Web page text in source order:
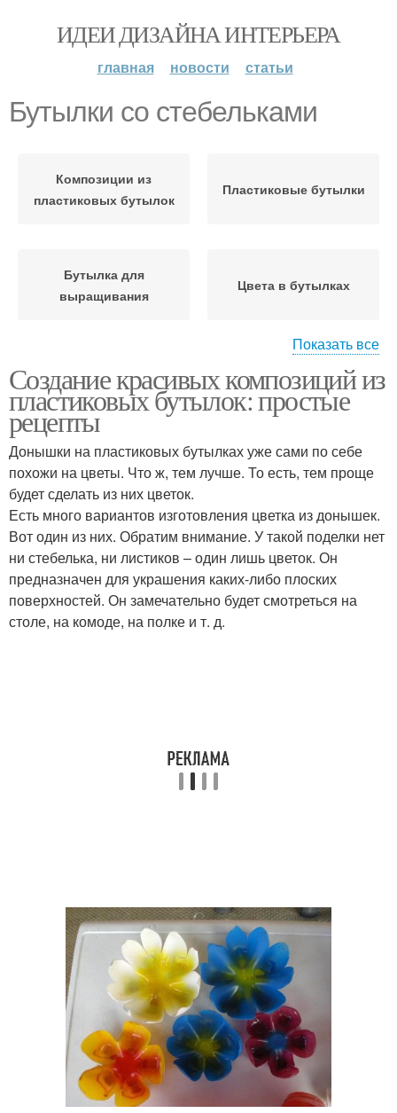
ИДЕИ ДИЗАЙНА ИНТЕРЬЕРА
главная новости статьи
Бутылки со стебельками
Композиции из
пластиковых бутылок
Пластиковые бутылки
Бутылка для
выращивания
Цвета в бутылках
бутылок
изготовления
Показать все
Создание красивых композиций из
пластиковых бутылок: простые
рецепты
Донышки на пластиковых бутылках уже сами по себе
похожи на цветы. Что ж, тем лучше. То есть, тем проще
будет сделать из них цветок.
Есть много вариантов изготовления цветка из донышек.
Вот один из них. Обратим внимание. У такой поделки нет
ни стебелька, ни листиков – один лишь цветок. Он
предназначен для украшения каких-либо плоских
поверхностей. Он замечательно будет смотреться на
столе, на комоде, на полке и т. д.